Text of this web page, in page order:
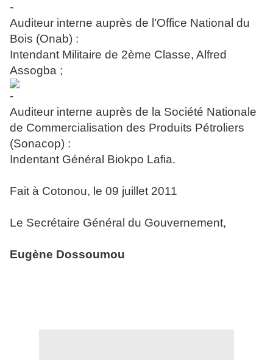
Auditeur interne auprès de l’Office National du
Bois (Onab) :
Intendant Militaire de 2ème Classe, Alfred
Assogba ;
Auditeur interne auprès de la Société Nationale
de Commercialisation des Produits Pétroliers
(Sonacop) :
Indentant Général Biokpo Lafia.
Fait à Cotonou, le 09 juillet 2011
Le Secrétaire Général du Gouvernement,
Eugène Dossoumou